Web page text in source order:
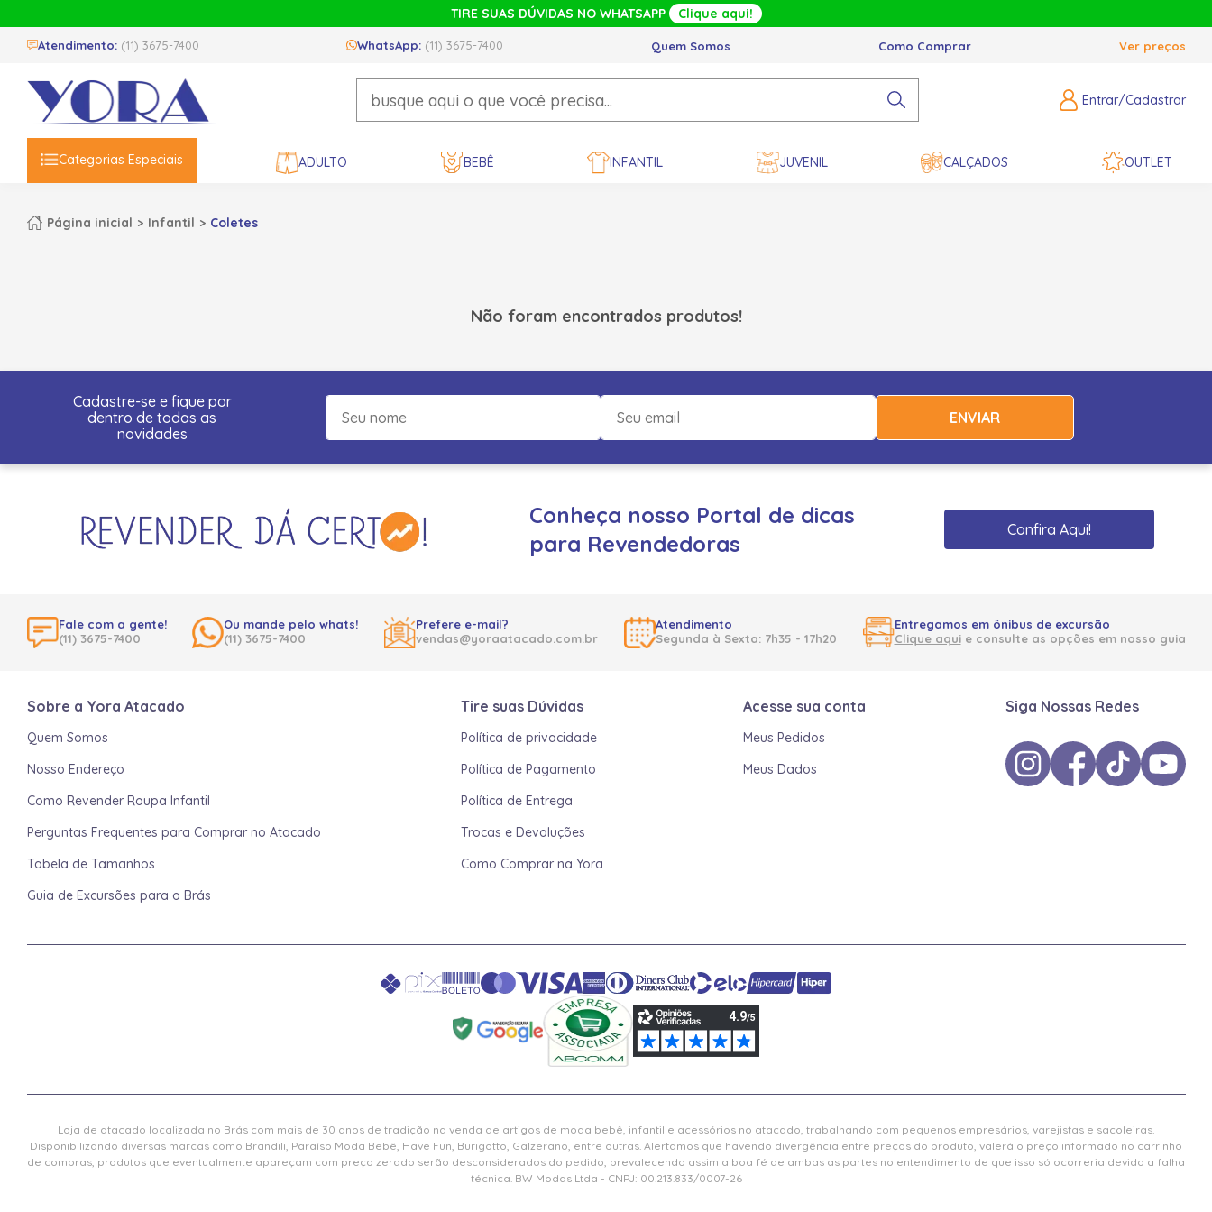
TIRE SUAS DÚVIDAS NO WHATSAPP Clique aqui!
Atendimento: (11) 3675-7400 WhatsApp: (11) 3675-7400 Quem Somos Como Comprar Ver preços
Entrar/Cadastrar
Categorias Especiais ADULTO BEBÊ INFANTIL JUVENIL CALÇADOS OUTLET
Página inicial Infantil Coletes
Não foram encontrados produtos!
Cadastre-se e fique por
dentro de todas as
novidades
ENVIAR
Conheça nosso Portal de dicas
para Revendedoras
Confira Aqui!
Fale com a gente!
(11) 3675-7400
Ou mande pelo whats!
(11) 3675-7400
Prefere e-mail?
vendas@yoraatacado.com.br
Atendimento
Segunda à Sexta: 7h35 - 17h20
Entregamos em ônibus de excursão
Clique aquie consulte as opções em nosso guia
Sobre a Yora Atacado
Quem Somos
Nosso Endereço
Como Revender Roupa Infantil
Perguntas Frequentes para Comprar no Atacado
Tabela de Tamanhos
Guia de Excursões para o Brás
Tire suas Dúvidas
Política de privacidade
Política de Pagamento
Política de Entrega
Trocas e Devoluções
Como Comprar na Yora
Acesse sua conta
Meus Pedidos
Meus Dados
Siga Nossas Redes
Loja de atacado localizada no Brás com mais de 30 anos de tradição na venda de artigos de moda bebê, infantil e acessórios no atacado, trabalhando com pequenos empresários, varejistas e sacoleiras.
Disponibilizando diversas marcas como Brandili, Paraíso Moda Bebê, Have Fun, Burigotto, Galzerano, entre outras. Alertamos que havendo divergência entre preços do produto, valerá o preço informado no carrinho
de compras, produtos que eventualmente apareçam com preço zerado serão desconsiderados do pedido, prevalecendo assim a boa fé de ambas as partes no entendimento de que isso só ocorreria devido a falha
técnica. BW Modas Ltda - CNPJ: 00.213.833/0007-26